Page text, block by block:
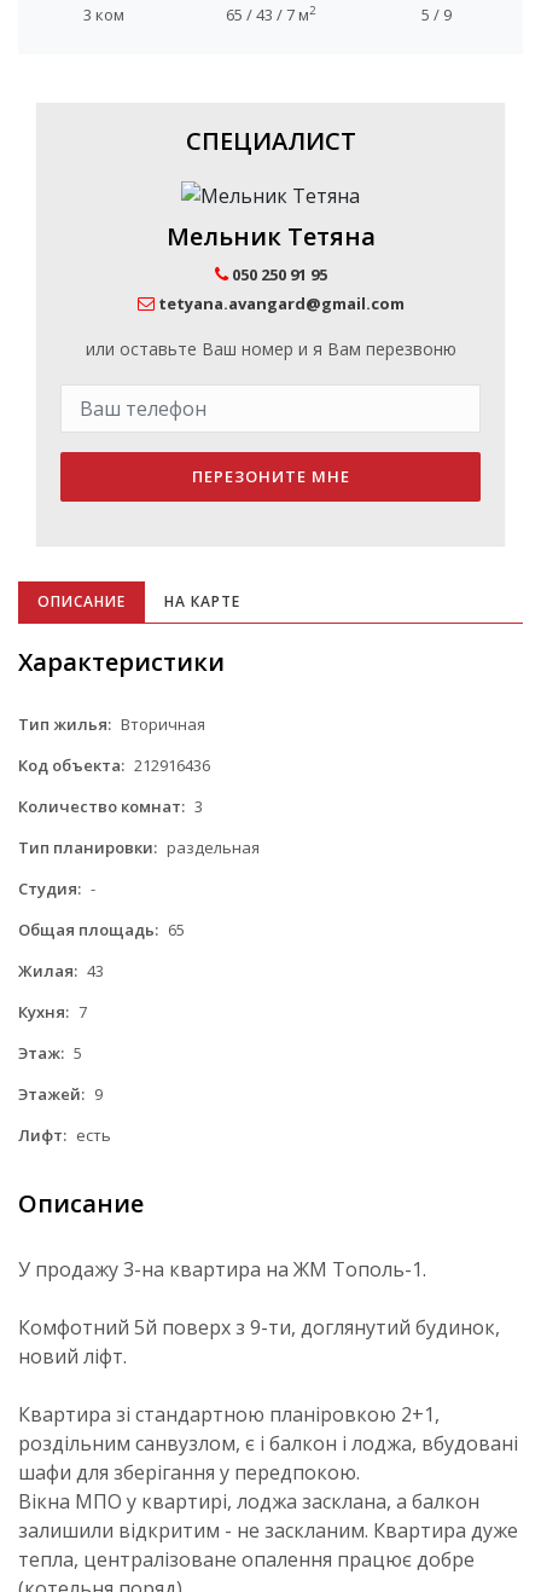
3 ком 65 / 43 / 7 м2 5 / 9
СПЕЦИАЛИСТ
Мельник Тетяна
050 250 91 95
tetyana.avangard@gmail.com
или оставьте Ваш номер и я Вам перезвоню
ПЕРЕЗОНИТЕ МНЕ
ОПИСАНИЕ НА КАРТЕ
Характеристики
Тип жилья: Вторичная
Код объекта: 212916436
Количество комнат: 3
Тип планировки: раздельная
Студия: -
Общая площадь: 65
Жилая: 43
Кухня: 7
Этаж: 5
Этажей: 9
Лифт: есть
Описание
У продажу 3-на квартира на ЖМ Тополь-1.
Комфотний 5й поверх з 9-ти, доглянутий будинок,
новий ліфт.
Квартира зі стандартною планіровкою 2+1,
роздільним санвузлом, є і балкон і лоджа, вбудовані
шафи для зберігання у передпокою.
Вікна МПО у квартирі, лоджа засклана, а балкон
залишили відкритим - не заскланим. Квартира дуже
тепла, централізоване опалення працює добре